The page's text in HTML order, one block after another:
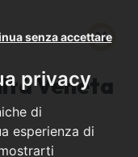
privacy
di
esperienza di
senza accettare
Veneta